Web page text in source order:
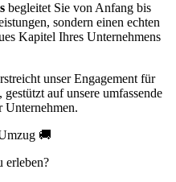
begleitet Sie von Anfang bis
sondern einen echten
Kapitel Ihres Unternehmens
unser Engagement für
auf unsere umfassende
Unternehmen.
🚚
erleben?